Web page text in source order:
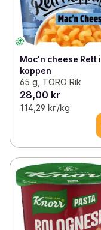
Mac'n cheese Rett i
koppen
65 g, TORO Rik
28,00 kr
114,29 kr /kg